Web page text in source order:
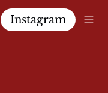
Instagram